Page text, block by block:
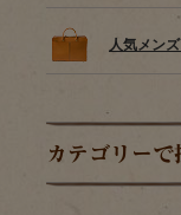
人気メン
カテゴリーで